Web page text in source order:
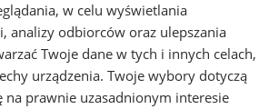
w celu wyświetlania
analizy odbiorców oraz ulepszania
Twoje dane w tych i innych celach,
urządzenia. Twoje wybory dotyczą
na prawnie uzasadnionym interesie